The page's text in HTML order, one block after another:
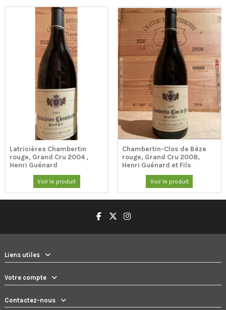
Latricières Chambertin
rouge, Grand Cru 2004 ,
Henri Guénard
Voir le produit
Chambertin-Clos de Bèze
rouge, Grand Cru 2008,
Henri Guénard et Fils
Voir le produit
Liens utiles
Votre compte
Contactez-nous